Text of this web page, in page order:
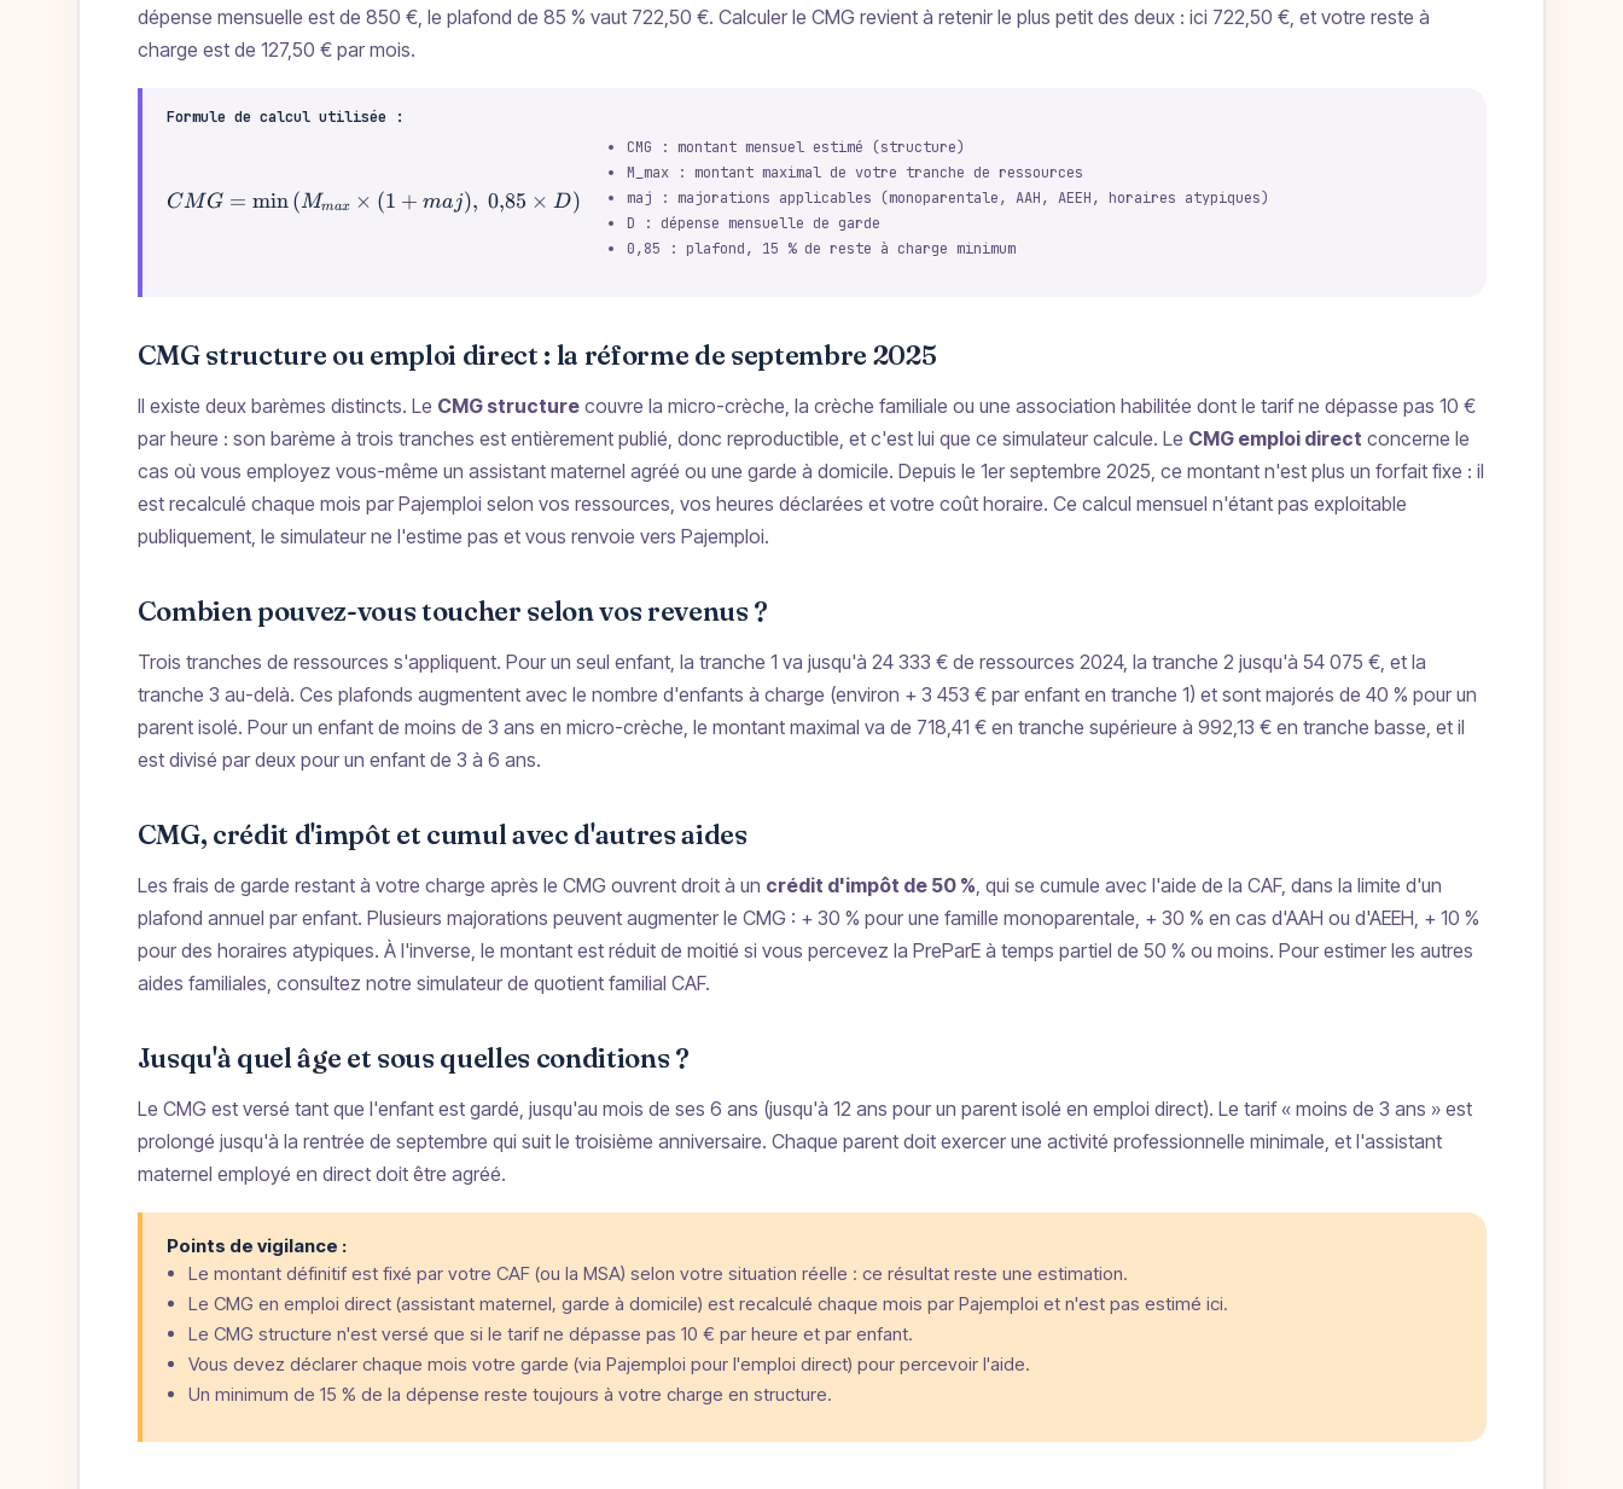
dépense mensuelle est de 850 €, le plafond de 85 % vaut 722,50 €. Calculer le CMG revient à retenir le plus petit des deux : ici 722,50 €, et votre reste à
charge est de 127,50 € par mois.
Formule de calcul utilisée :
CMG = \min\left(M_{max} \times (1 + maj),\; 0{,}85 \times D\right)
CMG = min (Mmax × (1 + maj), 0,85 × D)
CMG : montant mensuel estimé (structure)
M_max : montant maximal de votre tranche de ressources
maj : majorations applicables (monoparentale, AAH, AEEH, horaires atypiques)
D : dépense mensuelle de garde
0,85 : plafond, 15 % de reste à charge minimum
CMG structure ou emploi direct : la réforme de septembre 2025
Il existe deux barèmes distincts. Le CMG structurecouvre la micro-crèche, la crèche familiale ou une association habilitée dont le tarif ne dépasse pas 10 €
par heure : son barème à trois tranches est entièrement publié, donc reproductible, et c'est lui que ce simulateur calcule. Le CMG emploi direct concerne le
cas où vous employez vous-même un assistant maternel agréé ou une garde à domicile. Depuis le 1er septembre 2025, ce montant n'est plus un forfait fixe : il
est recalculé chaque mois par Pajemploi selon vos ressources, vos heures déclarées et votre coût horaire. Ce calcul mensuel n'étant pas exploitable
publiquement, le simulateur ne l'estime pas et vous renvoie vers Pajemploi.
Combien pouvez-vous toucher selon vos revenus ?
Trois tranches de ressources s'appliquent. Pour un seul enfant, la tranche 1 va jusqu'à 24 333 € de ressources 2024, la tranche 2 jusqu'à 54 075 €, et la
tranche 3 au-delà. Ces plafonds augmentent avec le nombre d'enfants à charge (environ + 3 453 € par enfant en tranche 1) et sont majorés de 40 % pour un
parent isolé. Pour un enfant de moins de 3 ans en micro-crèche, le montant maximal va de 718,41 € en tranche supérieure à 992,13 € en tranche basse, et il
est divisé par deux pour un enfant de 3 à 6 ans.
CMG, crédit d'impôt et cumul avec d'autres aides
Les frais de garde restant à votre charge après le CMG ouvrent droit à un crédit d'impôt de 50 %, qui se cumule avec l'aide de la CAF, dans la limite d'un
plafond annuel par enfant. Plusieurs majorations peuvent augmenter le CMG : + 30 % pour une famille monoparentale, + 30 % en cas d'AAH ou d'AEEH, + 10 %
pour des horaires atypiques. À l'inverse, le montant est réduit de moitié si vous percevez la PreParE à temps partiel de 50 % ou moins. Pour estimer les autres
aides familiales, consultez notre simulateur de quotient familial CAF.
Jusqu'à quel âge et sous quelles conditions ?
Le CMG est versé tant que l'enfant est gardé, jusqu'au mois de ses 6 ans (jusqu'à 12 ans pour un parent isolé en emploi direct). Le tarif « moins de 3 ans » est
prolongé jusqu'à la rentrée de septembre qui suit le troisième anniversaire. Chaque parent doit exercer une activité professionnelle minimale, et l'assistant
maternel employé en direct doit être agréé.
Points de vigilance :
Le montant définitif est fixé par votre CAF (ou la MSA) selon votre situation réelle : ce résultat reste une estimation.
Le CMG en emploi direct (assistant maternel, garde à domicile) est recalculé chaque mois par Pajemploi et n'est pas estimé ici.
Le CMG structure n'est versé que si le tarif ne dépasse pas 10 € par heure et par enfant.
Vous devez déclarer chaque mois votre garde (via Pajemploi pour l'emploi direct) pour percevoir l'aide.
Un minimum de 15 % de la dépense reste toujours à votre charge en structure.